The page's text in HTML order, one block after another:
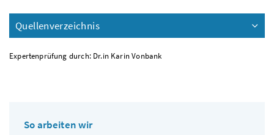
Quellenverzeichnis
Expertenprüfung durch: Dr.in Karin Vonbank
So arbeiten wir